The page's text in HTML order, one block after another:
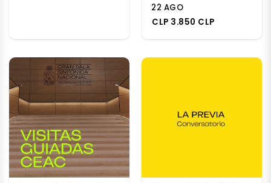
22 AGO
CLP 3.850 CLP